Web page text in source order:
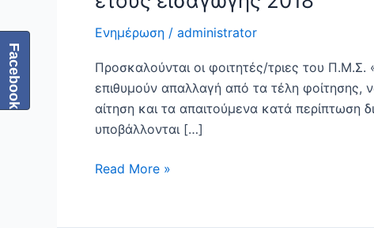
Ενημέρωση / administrator
Προσκαλούνται οι φοιτητές/τριες του
επιθυμούν απαλλαγή από τα τέλη
αίτηση και τα απαιτούμενα κατά περίπτωση
υποβάλλονται […]
για
απαλλαγή
τέλη
φοίτησης
μεταπτυχιακών
φοιτητών/
έτους
Read More »
Facebook